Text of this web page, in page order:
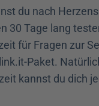
du nach
30 Tage lang
für Fragen zur
Paket.
kannst du dich